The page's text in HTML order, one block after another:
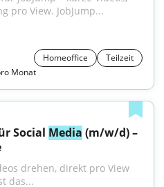
pro View. JobJump...
Homeoffice
Teilzeit
Monat
Social Media (m/w/d) –
drehen, direkt pro View
das...